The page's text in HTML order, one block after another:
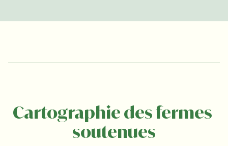
Cartographie des fermes
soutenues